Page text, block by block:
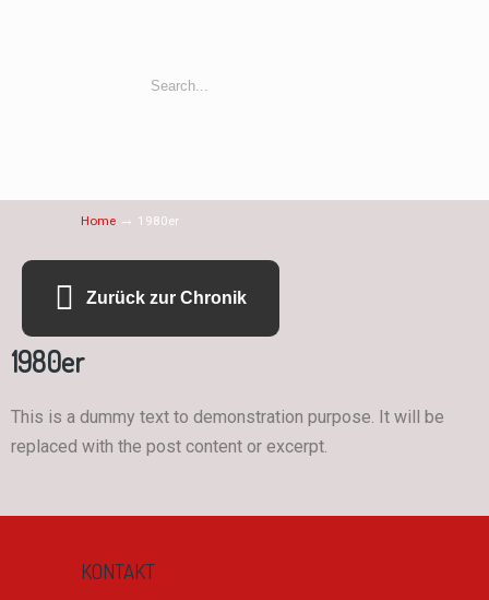
Home → 1980er
Zurück zur Chronik
1980er
This is a dummy text to demonstration purpose. It will be
replaced with the post content or excerpt.
KONTAKT